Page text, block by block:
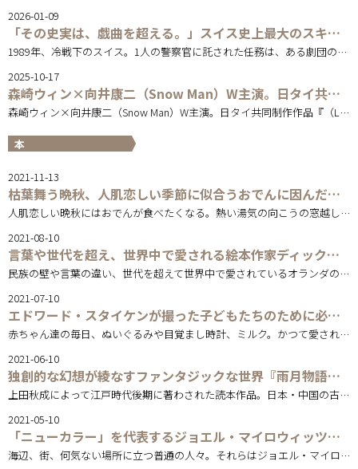
2026-01-09
「その史実は、戯曲を超える。」スイス史上最大のスキャンダルを描くポリティカル・ロマンスコメディ!『役者になったスパイ』は1/23(金) より全国順次ロードショー！
1989年、冷戦下のスイス。1人の警察官に託された任務は、ある劇団の監視だったー。スイス史上最大のスキャンダルを描くポリティカル・ロマンスコメディ!
2025-10-17
森崎ウィン×向井康二（Snow Man）W主演。日タイ共同制作作品『（LOVE SONG）』は10/31(金)より全国ロードショー。
森崎ウィン×向井康二（Snow Man）W主演。日タイ共同制作作品『（LOVE SONG）』は10/31(金)より全国ロードショー。
本
2021-11-13
枯葉舞う晩秋、人肌恋しい季節に似合うおでんに因んだ句集や作家の秘めた恋心をどうぞ。
人肌恋しい晩秋にはおでんが食べたくなる。熱い湯気の向こうの窓越しに、赤く色づいた枯れ葉が揺れている。そんな風情を更に味わう句集と、秋の小さな陽だまりのような向田邦子の秘めた恋や日常を綴った本をどうぞ。
2021-08-10
言葉や世代を超え、世界中で愛される絵本作家ディック・ブルーナとミッフィー。
民族の壁や言葉の違い、世代を超えて世界中で愛されているオランダの絵本作家ディック・ブルーナと、絵本の主人公ミッフィーについて。
2021-07-10
エドワード・スタイケンが撮った子どもたちのために必要なものたち。 写真集『The First Picture Book』。
赤ちゃん達の毎日、ぬいぐるみや目覚まし時計、ミルク。かつて愛されて育ったわたし達は、この写真集によってその愛を思い出すでしょう。
2021-06-10
独創的な幻想が綾なすファンタジックな世界『雨月物語』。
上田秋成によって江戸時代後期に著わされた読本作品。日本・中国の古典から脱化した怪異小説9篇。人間世界の邪悪さを儚む一編や、報われないままこの世を去った亡霊の一編など、江戸の時代から消え去ることのない異界冥界への畏れが語られてゆく。
2021-05-10
「ニューカラー」を代表するジョエル・マイロウィッツの写真集を眺める。
海辺、街、何気ない場所に立つ普通の人々。それらはジョエル・マイロウィッツのカメラを通ると特別な存在になる。アメリカを代表する写真家として多くの後進やファンからリスペクトされるジョエル・マイロウィッツの写真を眺めてみよう。